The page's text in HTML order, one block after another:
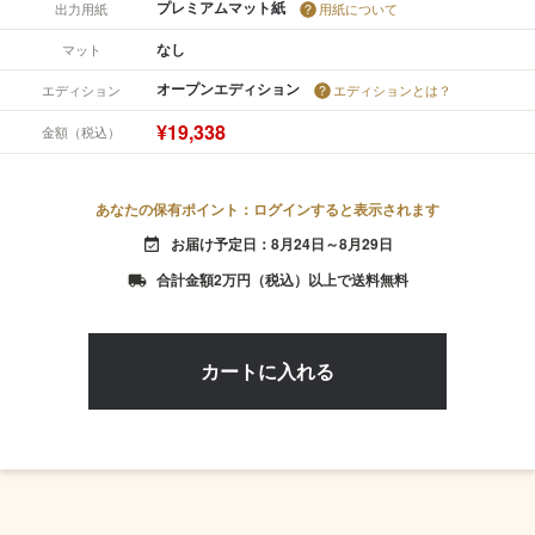
出力用紙 プレミアムマット紙 用紙について
マット なし
エディション オープンエディション エディションとは？
金額（税込） ¥19,338
あなたの保有ポイント：ログインすると表示されます
event_available お届け予定日：8月24日～8月29日
local_shipping 合計金額2万円（税込）以上で送料無料